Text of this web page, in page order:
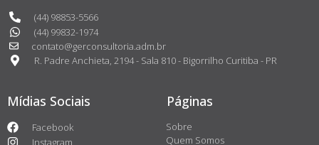
(44) 98853-5566
(44) 99832-1974
contato@gerconsultoria.adm.br
R. Padre Anchieta, 2194 - Sala 810 - Bigorrilho Curitiba - PR
Mídias Sociais
Facebook
Instagram
Páginas
Sobre
Quem Somos